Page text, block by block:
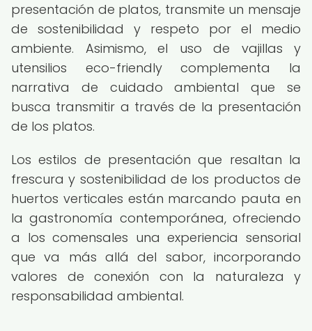
presentación de platos, transmite un mensaje
de sostenibilidad y respeto por el medio
ambiente. Asimismo, el uso de vajillas y
utensilios eco-friendly complementa la
narrativa de cuidado ambiental que se
busca transmitir a través de la presentación
de los platos.
Los estilos de presentación que resaltan la
frescura y sostenibilidad de los productos de
huertos verticales están marcando pauta en
la gastronomía contemporánea, ofreciendo
a los comensales una experiencia sensorial
que va más allá del sabor, incorporando
valores de conexión con la naturaleza y
responsabilidad ambiental.